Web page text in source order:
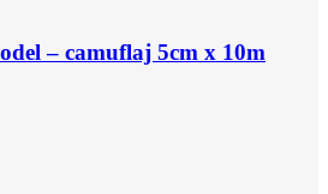
– camuflaj 5cm x 10m